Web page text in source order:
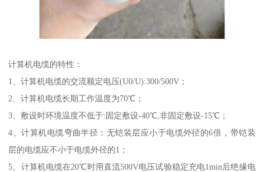
计算机电缆的特性：
1、计算机电缆的交流额定电压(U0/U):300/500V；
2、计算机电缆长期工作温度为70℃；
3、敷设时环境温度不低于:固定敷设-40℃,非固定敷设-15℃；
4、计算机电缆弯曲半径：无铠装层应小于电缆外径的6倍，带铠装
层的电缆应不小于电缆外径的1；
5、计算机电缆在20℃时用直流500V电压试验稳定充电1min后绝缘电